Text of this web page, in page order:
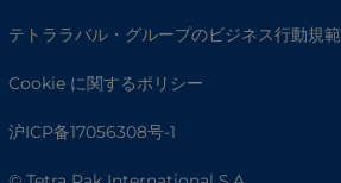
テトララバル・グループのビジネス行動規範
Cookie に関するポリシー
沪ICP备17056308号-1